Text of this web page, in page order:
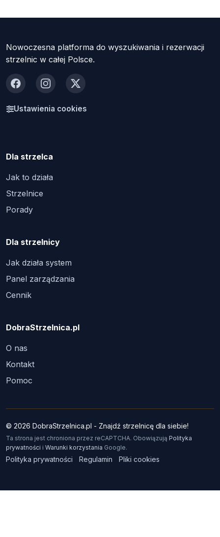
Nowoczesna platforma do wyszukiwania i rezerwacji
strzelnic w całej Polsce.
FacebookInstagram
X
Ustawienia cookies
Dla strzelca
Jak to działa
Strzelnice
Porady
Dla strzelnicy
Jak działa system
Panel zarządzania
Cennik
DobraStrzelnica.pl
O nas
Kontakt
Pomoc
© 2026 DobraStrzelnica.pl - Znajdź strzelnicę dla siebie!
Ta strona jest chroniona przez reCAPTCHA. Obowiązują Polityka
prywatności i Warunki korzystania Google.
Polityka prywatności Regulamin Pliki cookies